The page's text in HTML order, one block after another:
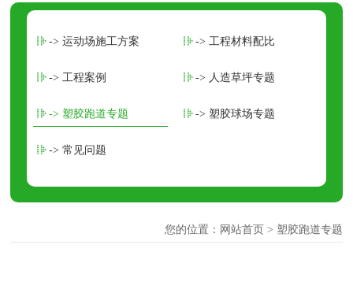
-> 运动场施工方案 -> 工程材料配比
-> 工程案例 -> 人造草坪专题
-> 塑胶跑道专题 -> 塑胶球场专题
-> 常见问题
您的位置： 网站首页> 塑胶跑道专题